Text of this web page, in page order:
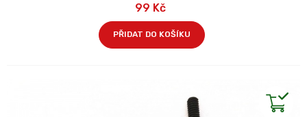
99 Kč
PŘIDAT DO KOŠÍKU